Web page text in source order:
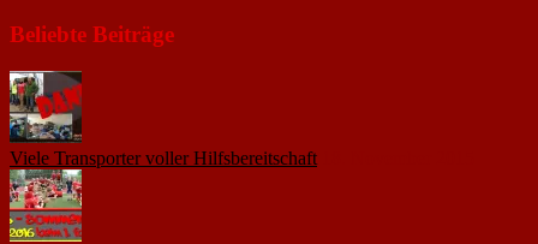
Beliebte Beiträge
Viele Transporter voller Hilfsbereitschaft